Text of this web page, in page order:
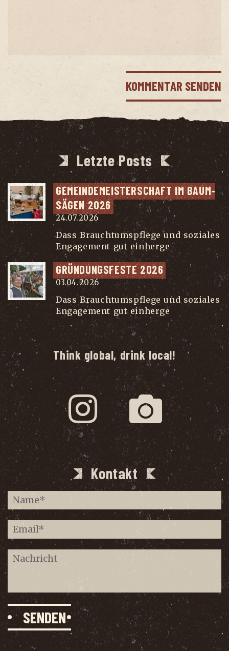
Letzte Posts
GEMEIN­DE­MEIS­TER­SCHAFT IM BAUM­
SÄ­GEN 2026
24.07.2026
Dass Brauchtumspflege und soziales
Engagement gut einherge...
GRÜN­DUNGS­FES­TE 2026
03.04.2026
Dass Brauchtumspflege und soziales
Engagement gut einherge
Think global, drink local!
Kontakt